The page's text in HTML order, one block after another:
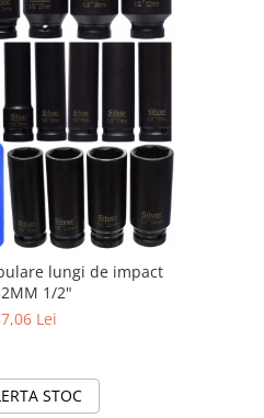
lungi de impact
1/2"
Lei
STOC